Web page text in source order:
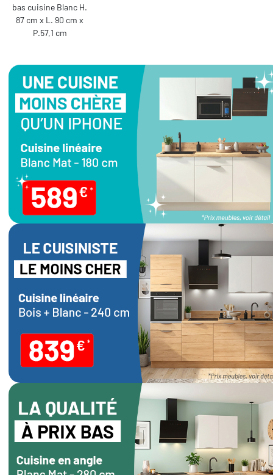
bas cuisine Blanc H.
87 cm x L. 90 cm x
P.57,1 cm